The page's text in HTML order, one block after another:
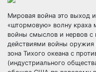
Мировая война это выход
«штормовую» волну краха
войны смыслов и нервов с
действиями войны оружия
зона Тихого океана с
(индустриального